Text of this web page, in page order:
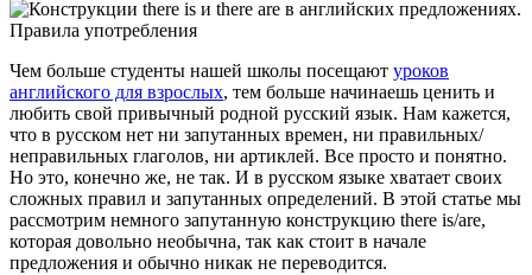
Чем больше студенты нашей школы посещают уроков
английского для взрослых, тем больше начинаешь ценить и
любить свой привычный родной русский язык. Нам кажется,
что в русском нет ни запутанных времен, ни правильных/
неправильных глаголов, ни артиклей. Все просто и понятно.
Но это, конечно же, не так. И в русском языке хватает своих
сложных правил и запутанных определений. В этой статье мы
рассмотрим немного запутанную конструкцию there is/are,
которая довольно необычна, так как стоит в начале
предложения и обычно никак не переводится.